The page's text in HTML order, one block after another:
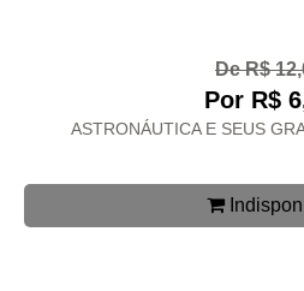
De R$
Por R$
ASTRONÁUTICA E SEUS